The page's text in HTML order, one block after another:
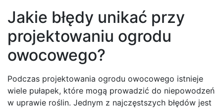
Jakie błędy unikać przy
projektowaniu ogrodu
owocowego?
Podczas projektowania ogrodu owocowego istnieje
wiele pułapek, które mogą prowadzić do niepowodzeń
w uprawie roślin. Jednym z najczęstszych błędów jest